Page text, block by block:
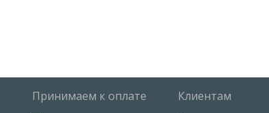
Принимаем к оплате Клиентам